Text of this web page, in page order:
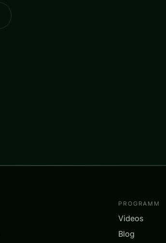
PROGRAMM
Videos
Blog